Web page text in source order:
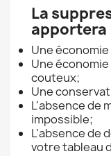
La
apportera
Une
Une
couteux;
Une
L'absence de
impossible;
L'absence de
votre tableau